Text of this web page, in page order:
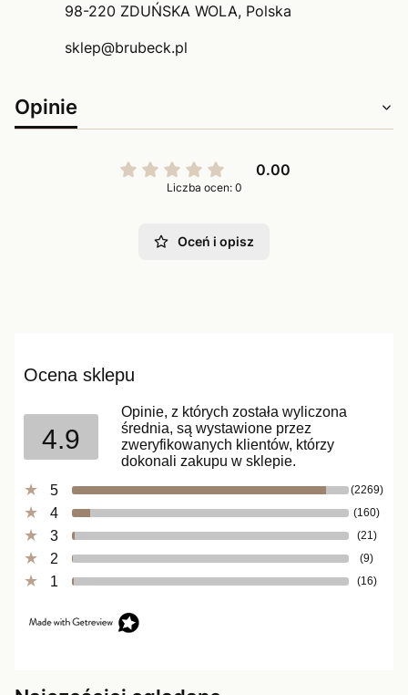
98-220 ZDUŃSKA WOLA, Polska
sklep@brubeck.pl
Opinie
0.00
Liczba ocen: 0
Oceń i opisz
Ocena sklepu
4.9
Opinie, z których została wyliczona
średnia, są wystawione przez
zweryfikowanych klientów, którzy
dokonali zakupu w sklepie.
5
(2269)
4 (160)
3 (21)
2 (9)
1 (16)